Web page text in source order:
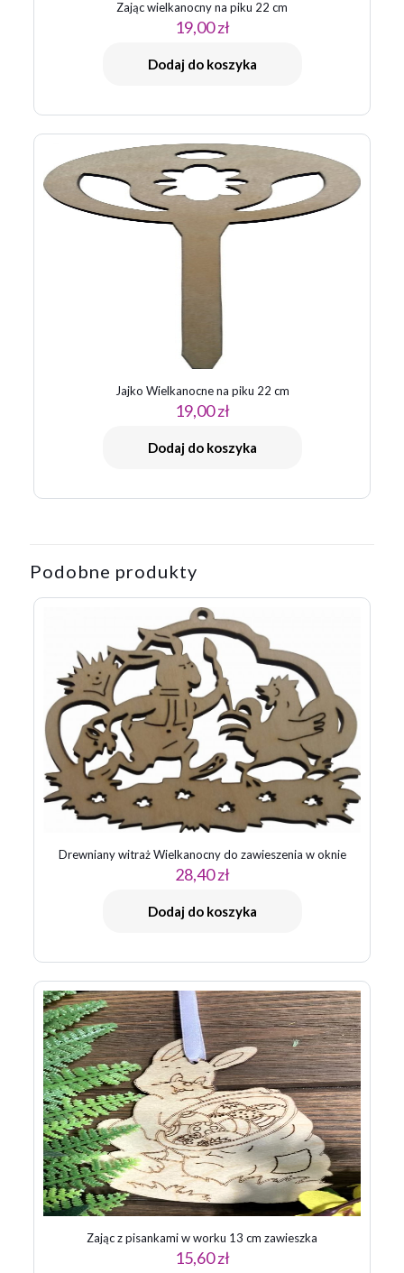
Zając wielkanocny na piku 22 cm
19,00zł
Dodaj do koszyka
Jajko Wielkanocne na piku 22 cm
19,00zł
Dodaj do koszyka
Podobne produkty
Drewniany witraż Wielkanocny do zawieszenia w oknie
28,40zł
Dodaj do koszyka
Zając z pisankami w worku 13 cm zawieszka
15,60zł